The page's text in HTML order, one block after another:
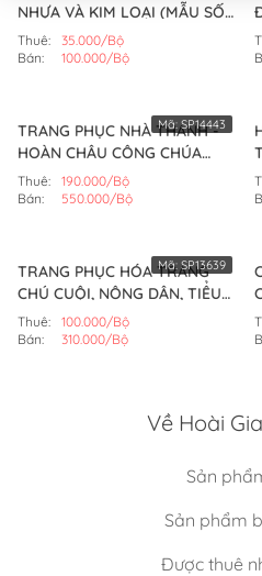
NHỰA VÀ KIM LOẠI (MẪU SỐ
5)
Thuê:
35.000/Bộ
Bán:
100.000/Bộ
TRANG PHỤC NHÀ THANH -
HOÀN CHÂU CÔNG CHÚA
MẪU SỐ 9 (BỘ)
Thuê:
190.000/Bộ
Bán:
550.000/Bộ
Mã:SP14443
TRANG PHỤC HÓA TRANG
CHÚ CUỘI, NÔNG DÂN, TIỂU
NHỊ 2 (MÀU ĐEN)
Thuê:
100.000/Bộ
Bán:
310.000/Bộ
Mã: SP13639
Về Hoài
Sản
Sản phẩm
Được thuê